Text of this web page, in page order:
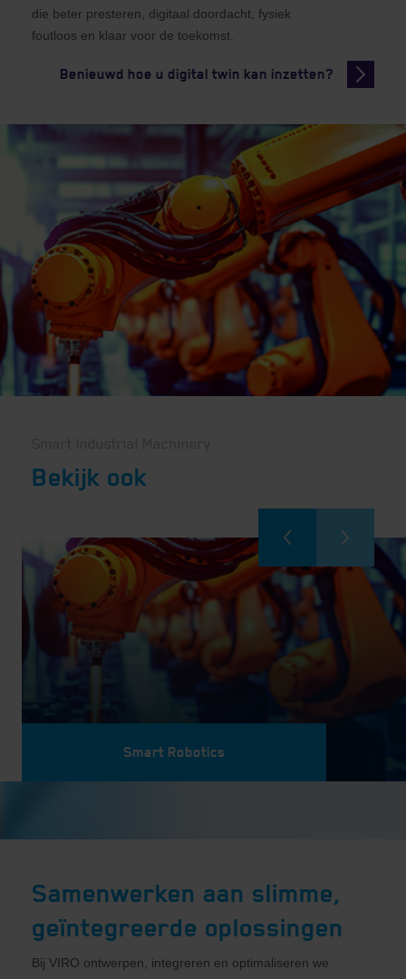
die beter presteren, digitaal doordacht, fysiek
foutloos en klaar voor de toekomst.
Benieuwd hoe u digital twin kan inzetten?
Bekijk ook
Smart Robotics
Samenwerken aan slimme,
geïntegreerde oplossingen
Bij VIRO ontwerpen, integreren en optimaliseren we